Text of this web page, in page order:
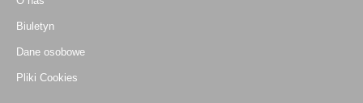
Biuletyn
Dane osobowe
Pliki Cookies